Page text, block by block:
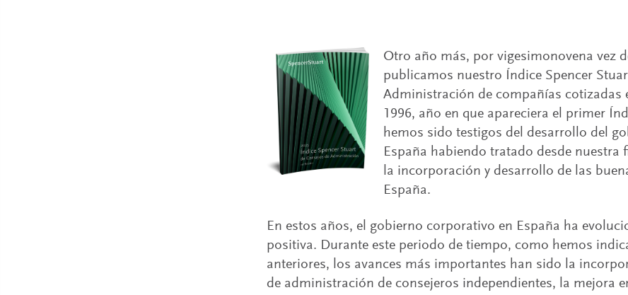
Otro año más, por vigesimonovena vez
publicamos nuestro Índice Spencer
Administración de compañías cotizadas
1996, año en que apareciera el primer
hemos sido testigos del desarrollo del
España habiendo tratado desde nuestra
la incorporación y desarrollo de las
España.
En estos años, el gobierno corporativo en España ha
positiva. Durante este periodo de tiempo, como hemos
anteriores, los avances más importantes han sido la
de administración de consejeros independientes, la mejora